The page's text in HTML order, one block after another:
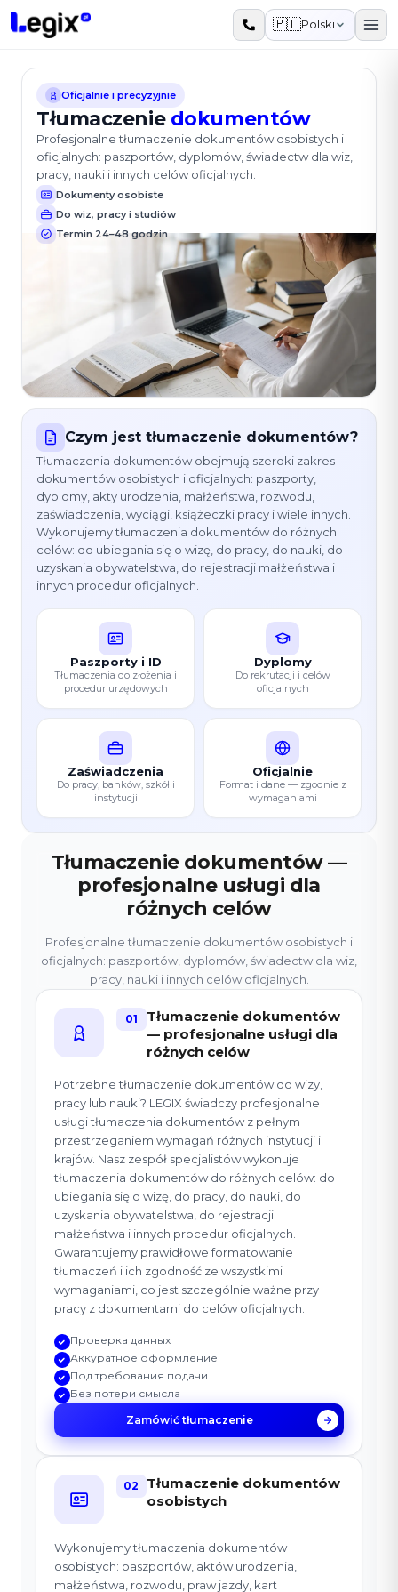
Przejdź do treści
🇵🇱Polski
Oficjalnie i precyzyjnie
Tłumaczenie dokumentów
Profesjonalne tłumaczenie dokumentów osobistych i
oficjalnych: paszportów, dyplomów, świadectw dla wiz,
pracy, nauki i innych celów oficjalnych.
Dokumenty osobiste
Do wiz, pracy i studiów
Termin 24–48 godzin
Czym jest tłumaczenie dokumentów?
Tłumaczenia dokumentów obejmują szeroki zakres
dokumentów osobistych i oficjalnych: paszporty,
dyplomy, akty urodzenia, małżeństwa, rozwodu,
zaświadczenia, wyciągi, książeczki pracy i wiele innych.
Wykonujemy tłumaczenia dokumentów do różnych
celów: do ubiegania się o wizę, do pracy, do nauki, do
uzyskania obywatelstwa, do rejestracji małżeństwa i
innych procedur oficjalnych.
Paszporty i ID
Tłumaczenia do złożenia i
procedur urzędowych
Dyplomy
Do rekrutacji i celów
oficjalnych
Zaświadczenia
Do pracy, banków, szkół i
instytucji
Oficjalnie
Format i dane — zgodnie z
wymaganiami
Tłumaczenie dokumentów —
profesjonalne usługi dla
różnych celów
Profesjonalne tłumaczenie dokumentów osobistych i
oficjalnych: paszportów, dyplomów, świadectw dla wiz,
pracy, nauki i innych celów oficjalnych.
01
Tłumaczenie dokumentów
— profesjonalne usługi dla
różnych celów
Potrzebne tłumaczenie dokumentów do wizy,
pracy lub nauki? LEGIX świadczy profesjonalne
usługi tłumaczenia dokumentów z pełnym
przestrzeganiem wymagań różnych instytucji i
krajów. Nasz zespół specjalistów wykonuje
tłumaczenia dokumentów do różnych celów: do
ubiegania się o wizę, do pracy, do nauki, do
uzyskania obywatelstwa, do rejestracji
małżeństwa i innych procedur oficjalnych.
Gwarantujemy prawidłowe formatowanie
tłumaczeń i ich zgodność ze wszystkimi
wymaganiami, co jest szczególnie ważne przy
pracy z dokumentami do celów oficjalnych.
Проверка данных
Аккуратное оформление
Под требования подачи
Без потери смысла
Zamówić tłumaczenie
02
Tłumaczenie dokumentów
osobistych
Wykonujemy tłumaczenia dokumentów
osobistych: paszportów, aktów urodzenia,
małżeństwa, rozwodu, praw jazdy, kart